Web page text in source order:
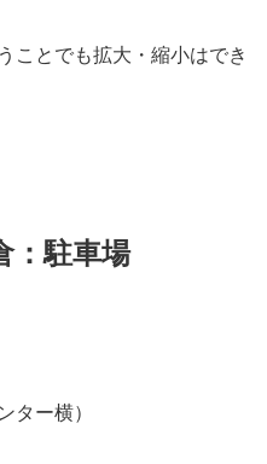
ことでも拡大・縮小はでき
：駐車場
ター横）